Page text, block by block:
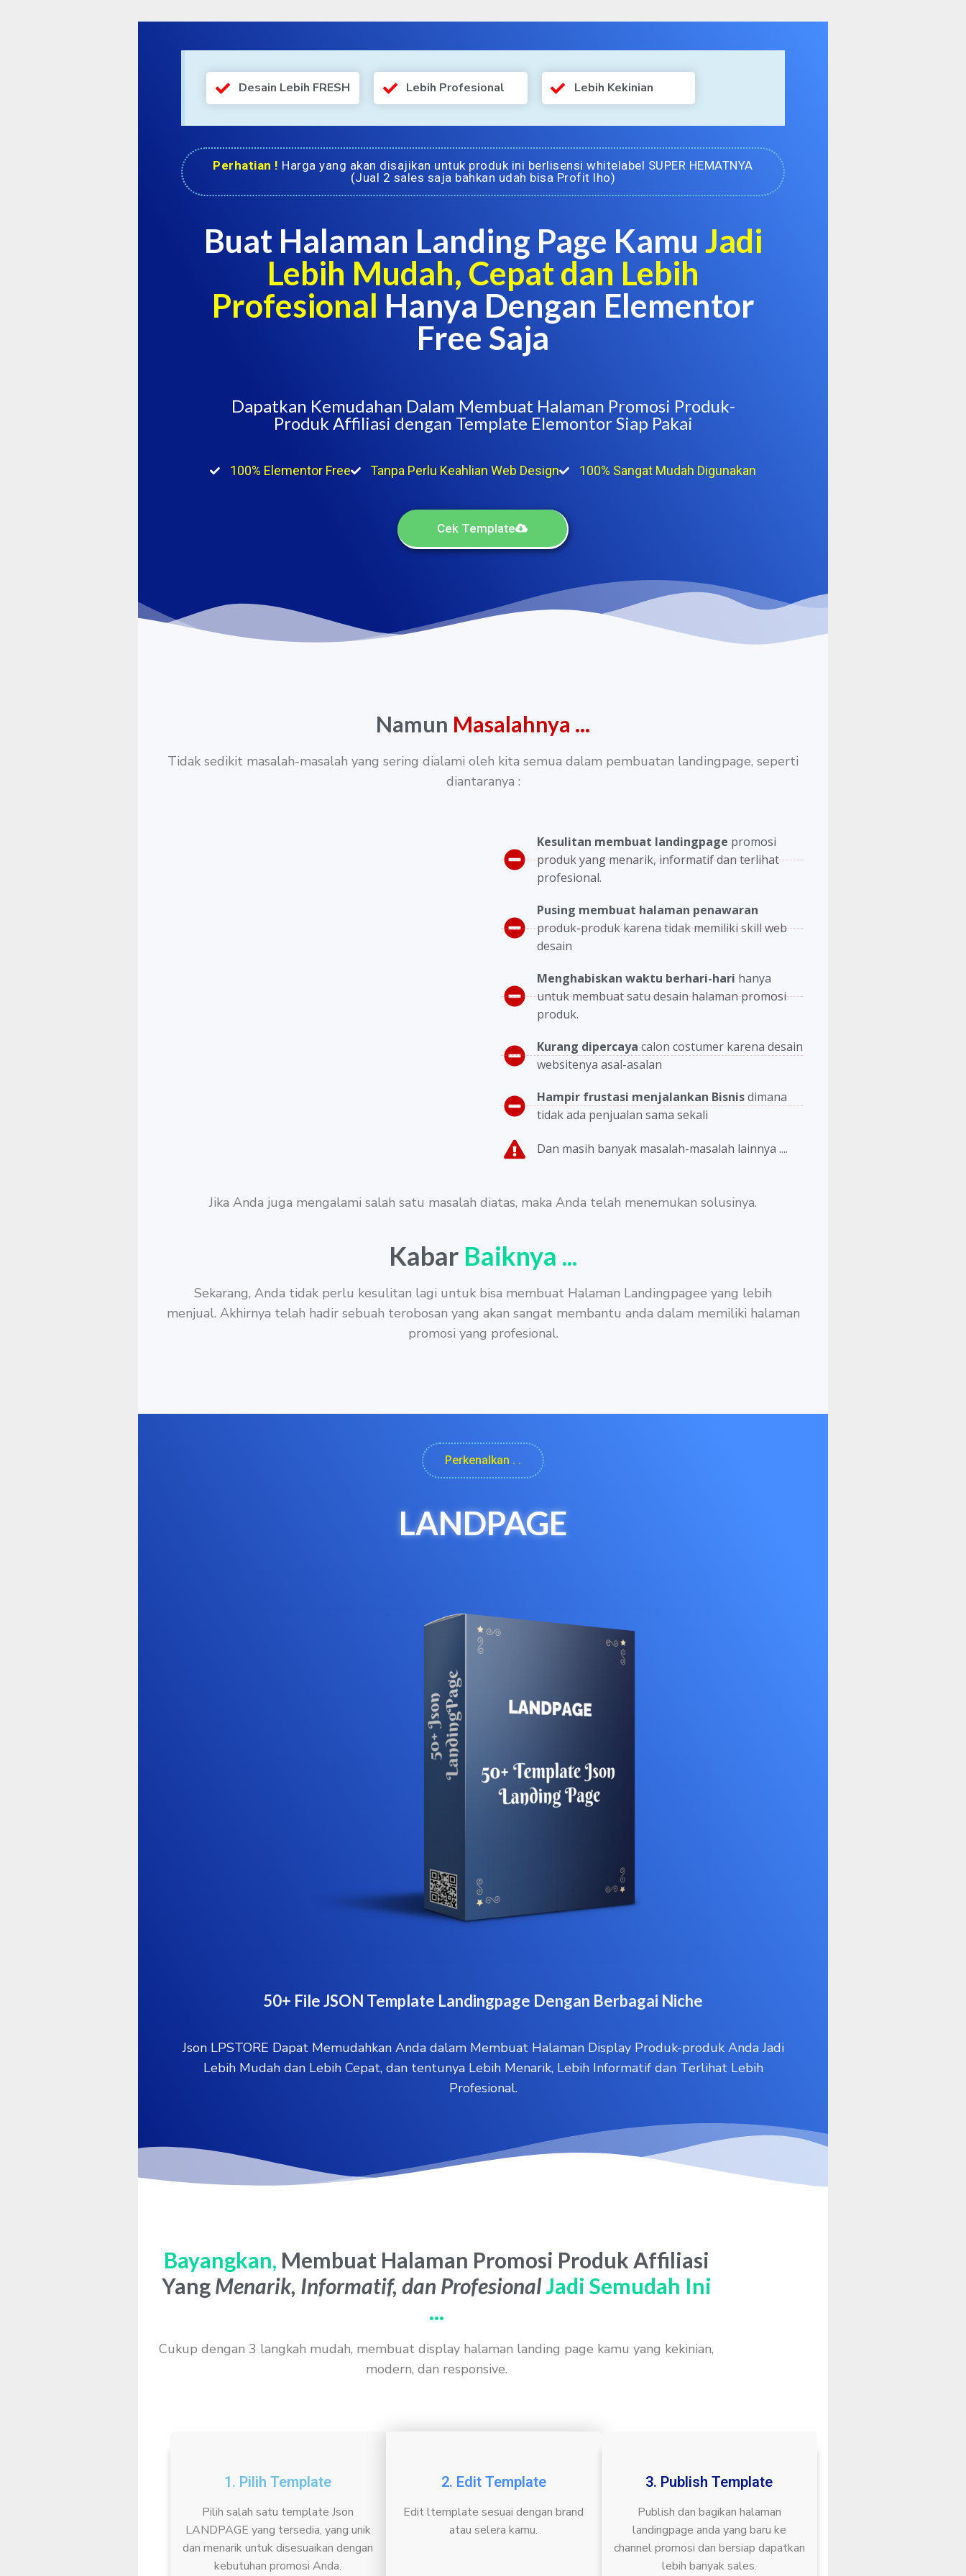
Desain Lebih FRESH Lebih Profesional Lebih Kekinian
Perhatian ! Harga yang akan disajikan untuk produk ini berlisensi whitelabel SUPER HEMATNYA
(Jual 2 sales saja bahkan udah bisa Profit lho)
Buat Halaman Landing Page Kamu Jadi
Lebih Mudah, Cepat dan Lebih
Profesional Hanya Dengan Elementor
Free Saja
Dapatkan Kemudahan Dalam Membuat Halaman Promosi Produk-
Produk Affiliasi dengan Template Elemontor Siap Pakai
100% Elementor Free Tanpa Perlu Keahlian Web Design 100% Sangat Mudah Digunakan
Cek Template
Namun Masalahnya ...
Tidak sedikit masalah-masalah yang sering dialami oleh kita semua dalam pembuatan landingpage, seperti
diantaranya :
Kesulitan membuat landingpage promosi
produk yang menarik, informatif dan terlihat
profesional.
Pusing membuat halaman penawaran
produk-produk karena tidak memiliki skill web
desain
Menghabiskan waktu berhari-hari hanya
untuk membuat satu desain halaman promosi
produk.
Kurang dipercaya calon costumer karena desain
websitenya asal-asalan
Hampir frustasi menjalankan Bisnisdimana
tidak ada penjualan sama sekali
Dan masih banyak masalah-masalah lainnya ....
Jika Anda juga mengalami salah satu masalah diatas, maka Anda telah menemukan solusinya.
Kabar Baiknya ...
Sekarang, Anda tidak perlu kesulitan lagi untuk bisa membuat Halaman Landingpagee yang lebih
menjual. Akhirnya telah hadir sebuah terobosan yang akan sangat membantu anda dalam memiliki halaman
promosi yang profesional.
Perkenalkan . .
LANDPAGE
50+ File JSON Template Landingpage Dengan Berbagai Niche
Json LPSTORE Dapat Memudahkan Anda dalam Membuat Halaman Display Produk-produk Anda Jadi
Lebih Mudah dan Lebih Cepat, dan tentunya Lebih Menarik, Lebih Informatif dan Terlihat Lebih
Profesional.
Bayangkan, Membuat Halaman Promosi Produk Affiliasi
YangMenarik, Informatif, dan ProfesionalJadi Semudah Ini
...
Cukup dengan 3 langkah mudah, membuat display halaman landing page kamu yang kekinian,
modern, dan responsive.
1. Pilih Template
Pilih salah satu template Json
LANDPAGE yang tersedia, yang unik
dan menarik untuk disesuaikan dengan
kebutuhan promosi Anda.
2. Edit Template
Edit ltemplate sesuai dengan brand
atau selera kamu.
3. Publish Template
Publish dan bagikan halaman
landingpage anda yang baru ke
channel promosi dan bersiap dapatkan
lebih banyak sales.